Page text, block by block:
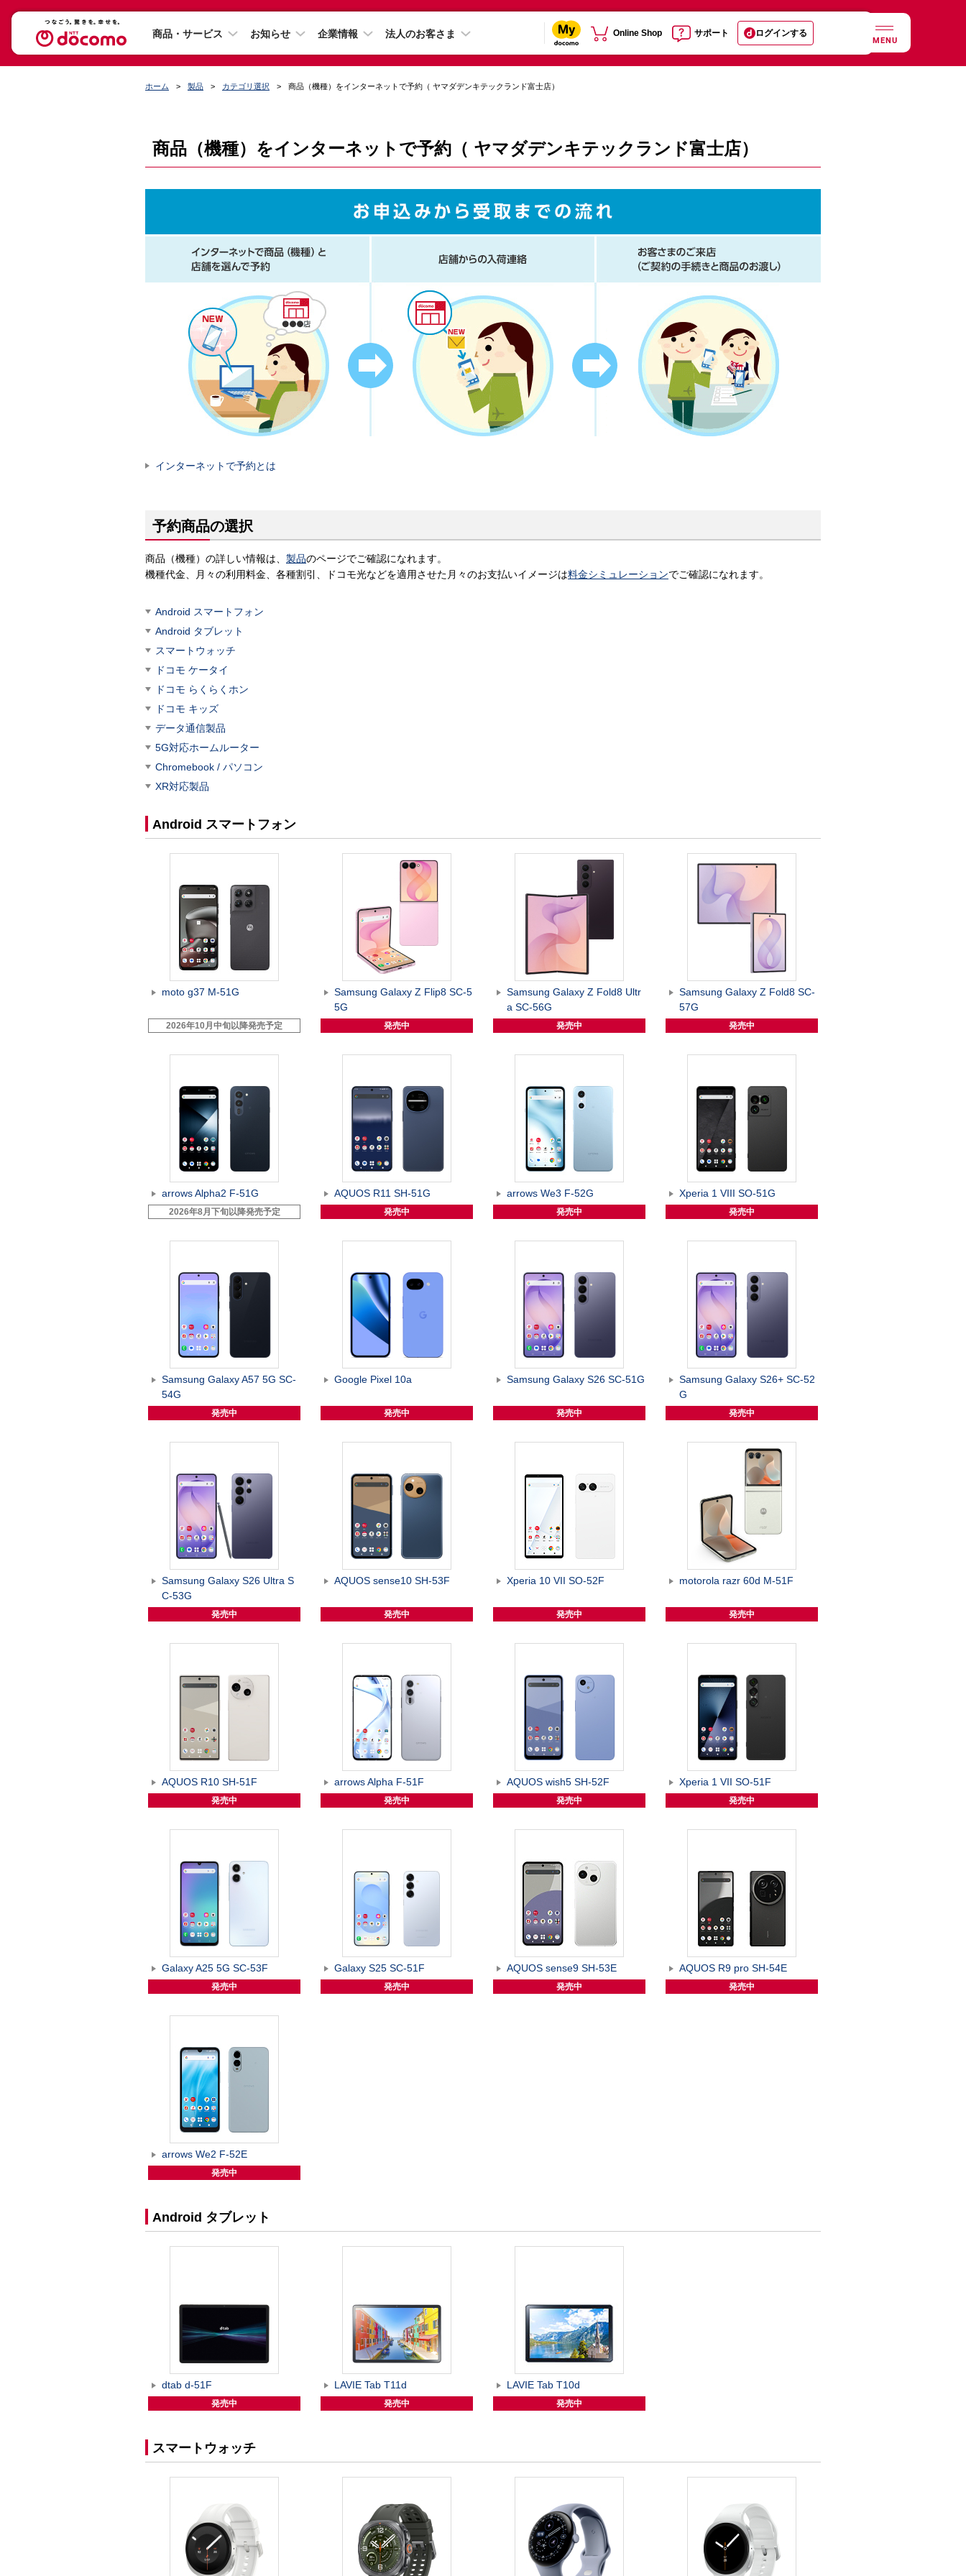
商品・サービス お知らせ 企業情報 法人のお客さま Online Shop サポート ログインする
MENU
ホーム 製品 カテゴリ選択 商品（機種）をインターネットで予約（ ヤマダデンキテックランド富士店）
商品（機種）をインターネットで予約（ ヤマダデンキテックランド富士店）
インターネットで予約とは
予約商品の選択
商品（機種）の詳しい情報は、 製品のページでご確認になれます。
機種代金、月々の利用料金、各種割引、ドコモ光などを適用させた月々のお支払いイメージは料金シミュレーションでご確認になれます。
Android スマートフォン
Android タブレット
スマートウォッチ
ドコモ ケータイ
ドコモ らくらくホン
ドコモ キッズ
データ通信製品
5G対応ホームルーター
Chromebook / パソコン
XR対応製品
Android スマートフォン
moto g37 M-51G
2026年10月中旬以降発売予定
Samsung Galaxy Z Flip8 SC-5
5G
発売中
Samsung Galaxy Z Fold8 Ultr
a SC-56G
発売中
Samsung Galaxy Z Fold8 SC-
57G
発売中
arrows Alpha2 F-51G
2026年8月下旬以降発売予定
AQUOS R11 SH-51G
発売中
arrows We3 F-52G
発売中
Xperia 1 VIII SO-51G
発売中
Samsung Galaxy A57 5G SC-
54G
発売中
Google Pixel 10a
発売中
Samsung Galaxy S26 SC-51G
発売中
Samsung Galaxy S26+ SC-52
G
発売中
Samsung Galaxy S26 Ultra S
C-53G
発売中
AQUOS sense10 SH-53F
発売中
Xperia 10 VII SO-52F
発売中
motorola razr 60d M-51F
発売中
AQUOS R10 SH-51F
発売中
arrows Alpha F-51F
発売中
AQUOS wish5 SH-52F
発売中
Xperia 1 VII SO-51F
発売中
Galaxy A25 5G SC-53F
発売中
Galaxy S25 SC-51F
発売中
AQUOS sense9 SH-53E
発売中
AQUOS R9 pro SH-54E
発売中
arrows We2 F-52E
発売中
Android タブレット
dtab d-51F
発売中
LAVIE Tab T11d
発売中
LAVIE Tab T10d
発売中
スマートウォッチ